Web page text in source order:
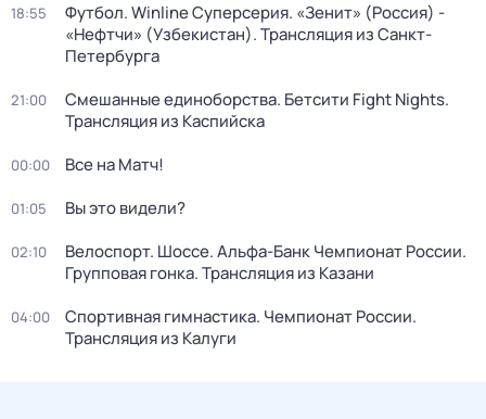
18:55
Футбол. Winline Суперсерия. «Зенит» (Россия) -
«Нефтчи» (Узбекистан). Трансляция из Санкт-
Петербурга
21:00
Смешанные единоборства. Бетсити Fight Nights.
Трансляция из Каспийска
00:00 Все на Матч!
01:05 Вы это видели?
02:10
Велоспорт. Шоссе. Альфа-Банк Чемпионат России.
Групповая гонка. Трансляция из Казани
04:00
Спортивная гимнастика. Чемпионат России.
Трансляция из Калуги